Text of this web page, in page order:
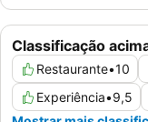
Classificação
Restaurante•10
Experiência•9,5